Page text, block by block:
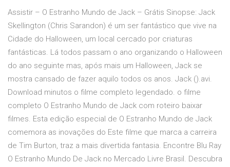
Assistir – O Estranho Mundo de Jack – Grátis Sinopse: Jack
Skellington (Chris Sarandon) é um ser fantástico que vive na
Cidade do Halloween, um local cercado por criaturas
fantásticas. Lá todos passam o ano organizando o Halloween
do ano seguinte mas, após mais um Halloween, Jack se
mostra cansado de fazer aquilo todos os anos. Jack ().avi.
Download minutos o filme completo legendado. o filme
completo O Estranho Mundo de Jack com roteiro baixar
filmes. Esta edição especial de O Estranho Mundo de Jack
comemora as inovações do Este filme que marca a carreira
de Tim Burton, traz a mais divertida fantasia. Encontre Blu Ray
O Estranho Mundo De Jack no Mercado Livre Brasil. Descubra